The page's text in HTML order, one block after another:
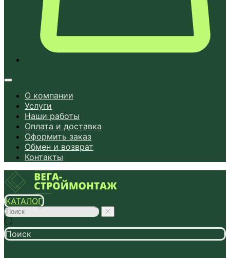
О компании
Услуги
Наши работы
Оплата и доставка
Оформить заказ
Обмен и возврат
Контакты
КАТАЛОГ
Поиск